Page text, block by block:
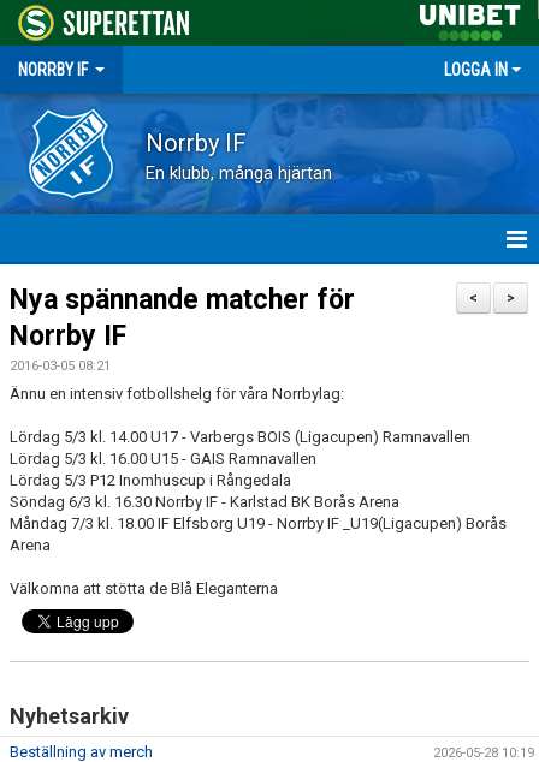
NORRBY IF LOGGA IN
Norrby IF
En klubb, många hjärtan
HEM
NYHETER
FÖRENINGEN
KALENDER
VÅRA LAG
MATCHER
NÄRA NORRBY
>
<
Nya spännande matcher för
Norrby IF
2016-03-05 08:21
Ännu en intensiv fotbollshelg för våra Norrbylag:
Lördag 5/3 kl. 14.00 U17 - Varbergs BOIS (Ligacupen) Ramnavallen
Lördag 5/3 kl. 16.00 U15 - GAIS Ramnavallen
Lördag 5/3 P12 Inomhuscup i Rångedala
Söndag 6/3 kl. 16.30 Norrby IF - Karlstad BK Borås Arena
Måndag 7/3 kl. 18.00 IF Elfsborg U19 - Norrby IF _U19(Ligacupen) Borås
Arena
Välkomna att stötta de Blå Eleganterna
Nyhetsarkiv
Beställning av merch 2026-05-28 10:19